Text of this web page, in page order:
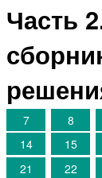
Часть
7 8
14
15
21
22